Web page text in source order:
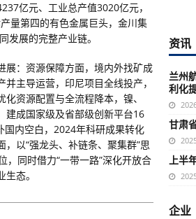
亿元、工业总产值3020亿元，
量第四的有色金属巨头，金川集
发展的完整产业链。
展：资源保障方面，境内外找矿成
主导运营，印尼项目全线投产，
资源配置与全流程降本，镍、
建成国家级及省部级创新平台16
内空白，2024年科研成果转化
以“强龙头、补链条、聚集群”思
，同时借力“一带一路”深化开放合
态。
资讯
兰州
利化
甘肃
上半
企业